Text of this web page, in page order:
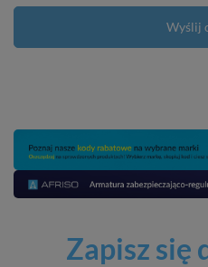
Wyślij
Zapisz się